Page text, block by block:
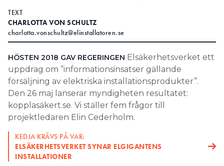
TEXT
CHARLOTTA VON SCHULTZ
charlotta.vonschultz@elinstallatoren.se
HÖSTEN 2018 GAV REGERINGEN Elsäkerhetsverket ett
uppdrag om ”informationsinsatser gällande
försäljning av elektriska installationsprodukter”.
Den 26 maj lanserar myndigheten resultatet:
kopplasäkert.se. Vi ställer fem frågor till
projektledaren Elin Cederholm.
KEDJA KRÄVS PÅ VAR:
ELSÄKERHETSVERKET SYNAR ELGIGANTENS
INSTALLATIONER